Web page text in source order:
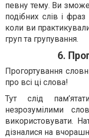
певну тему. Ви
подібних слів і
коли ви
груп та групування.
6.
Прогортування
про всі ці слова!
Тут слід
незрозумілими
використовувати.
дізналися на